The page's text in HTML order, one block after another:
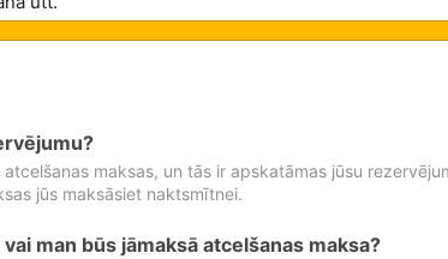
maksas, un tās ir apskatāmas jūsu
jūs maksāsiet naktsmītnei.
man būs jāmaksā atcelšanas maksa?